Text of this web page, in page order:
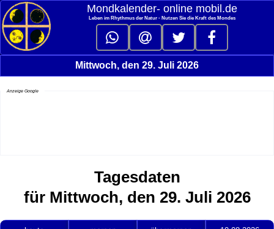
Mondkalender‑ online mobil.de
Leben im Rhythmus der Natur - Nutzen Sie die Kraft des Mondes
Mittwoch, den 29. Juli 2026
Anzeige Google
Tagesdaten
für Mittwoch, den 29. Juli 2026